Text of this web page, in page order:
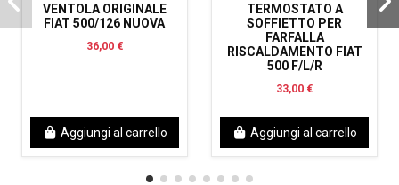
VENTOLA ORIGINALE
FIAT 500/126 NUOVA
36,00 €
Aggiungi al carrello
TERMOSTATO A
SOFFIETTO PER
FARFALLA
RISCALDAMENTO FIAT
500 F/L/R
33,00 €
Aggiungi al carrello